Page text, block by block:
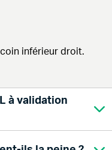
inférieur droit.
à validation